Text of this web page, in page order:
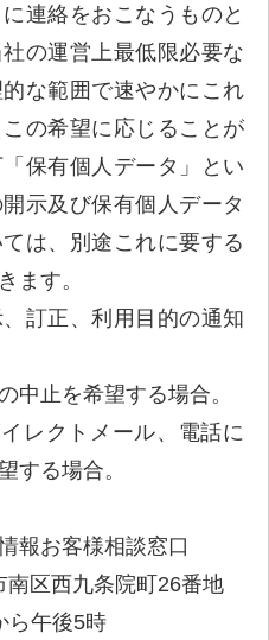
連絡をおこなうものと
の運営上最低限必要な
な範囲で速やかにこれ
の希望に応じることが
保有個人データ」とい
示及び保有個人データ
は、別途これに要する
ます。
訂正、利用目的の通知
止を希望する場合。
レクトメール、電話に
する場合。
報お客様相談窓口
区西九条院町26番地
ら午後5時